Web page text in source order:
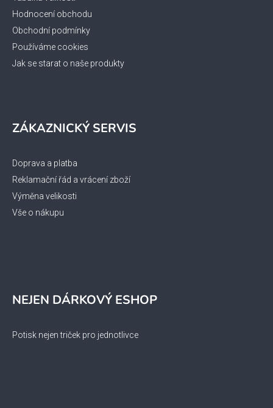
Hodnocení obchodu
Obchodní podmínky
Používáme cookies
Jak se starat o naše produkty
ZÁKAZNICKÝ SERVIS
Doprava a platba
Reklamační řád a vrácení zboží
Výměna velikosti
Vše o nákupu
NEJEN DÁRKOVÝ ESHOP
Potisk nejen triček pro jednotlivce